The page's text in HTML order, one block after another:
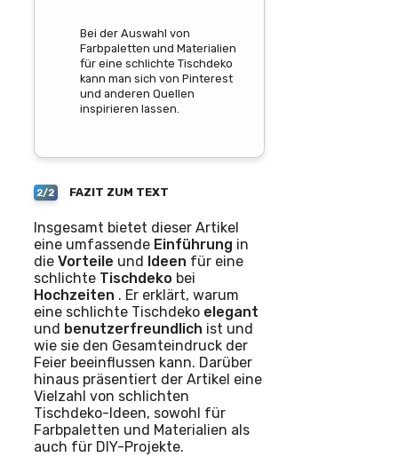
Bei der Auswahl von
Farbpaletten und Materialien
für eine schlichte Tischdeko
kann man sich von Pinterest
und anderen Quellen
inspirieren lassen.
2/2 FAZIT ZUM TEXT
Insgesamt bietet dieser Artikel
eine umfassende Einführung in
die Vorteile und Ideen für eine
schlichte Tischdeko bei
Hochzeiten . Er erklärt, warum
eine schlichte Tischdeko elegant
und benutzerfreundlich ist und
wie sie den Gesamteindruck der
Feier beeinflussen kann. Darüber
hinaus präsentiert der Artikel eine
Vielzahl von schlichten
Tischdeko-Ideen, sowohl für
Farbpaletten und Materialien als
auch für DIY-Projekte.